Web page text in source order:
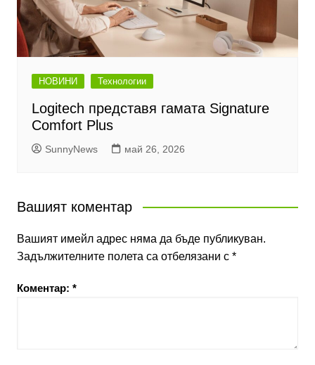
НОВИНИ Технологии
Logitech представя гамата Signature
Comfort Plus
SunnyNews май 26, 2026
Вашият коментар
Вашият имейл адрес няма да бъде публикуван.
Задължителните полета са отбелязани с *
Коментар: *